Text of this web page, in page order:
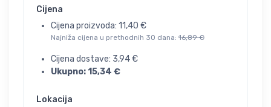
Cijena
Cijena proizvoda: 11,40 €
Najniža cijena u prethodnih 30 dana: 16,89 €
Cijena dostave: 3,94€
Ukupno:15,34 €
Lokacija